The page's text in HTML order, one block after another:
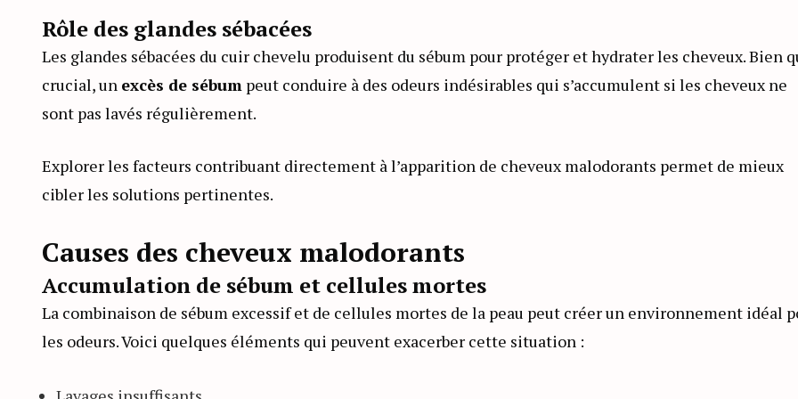
Rôle des glandes sébacées
Les glandes sébacées du cuir chevelu produisent du sébum pour protéger et hydrater les cheveux. Bien
crucial, un excès de sébum peut conduire à des odeurs indésirables qui s’accumulent si les cheveux ne
sont pas lavés régulièrement.
Explorer les facteurs contribuant directement à l’apparition de cheveux malodorants permet de mieux
cibler les solutions pertinentes.
Causes des cheveux malodorants
Accumulation de sébum et cellules mortes
La combinaison de sébum excessif et de cellules mortes de la peau peut créer un environnement idéal
les odeurs. Voici quelques éléments qui peuvent exacerber cette situation :